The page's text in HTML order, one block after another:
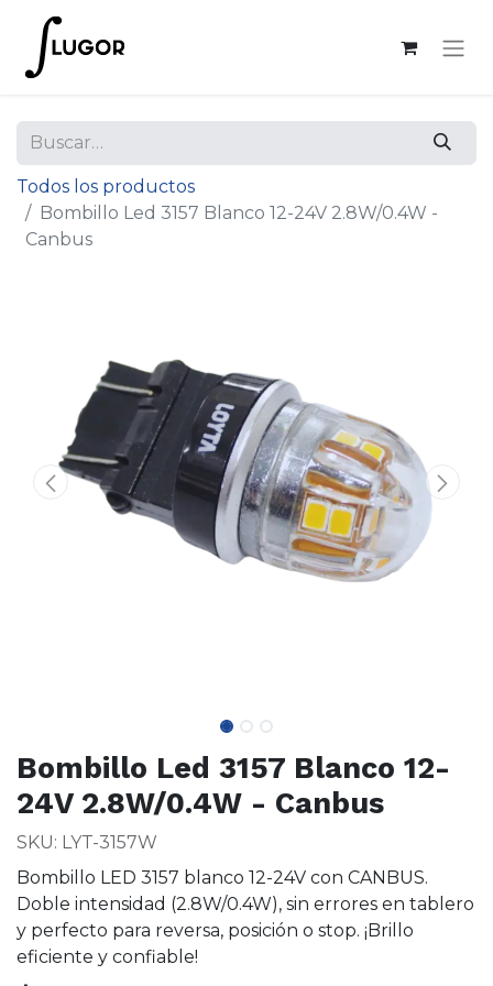
Todos los productos
Bombillo Led 3157 Blanco 12-24V 2.8W/0.4W -
Canbus
Bombillo Led 3157 Blanco 12-
24V 2.8W/0.4W - Canbus
SKU: LYT-3157W
Bombillo LED 3157 blanco 12-24V con CANBUS.
Doble intensidad (2.8W/0.4W), sin errores en tablero
y perfecto para reversa, posición o stop. ¡Brillo
eficiente y confiable!